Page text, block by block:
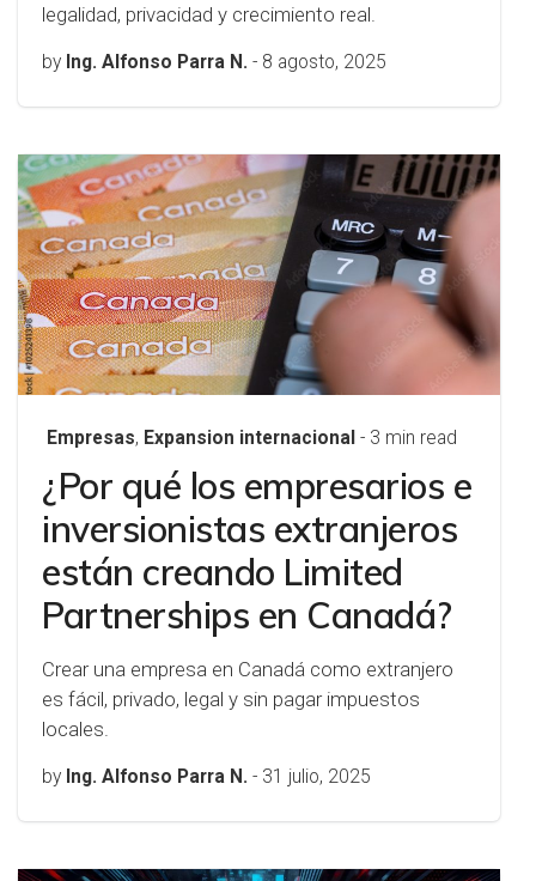
legalidad, privacidad y crecimiento real.
by Ing. Alfonso Parra N. - 8 agosto, 2025
Empresas, Expansion internacional - 3 min read
¿Por qué los empresarios e
inversionistas extranjeros
están creando Limited
Partnerships en Canadá?
Crear una empresa en Canadá como extranjero
es fácil, privado, legal y sin pagar impuestos
locales.
by Ing. Alfonso Parra N. - 31 julio, 2025